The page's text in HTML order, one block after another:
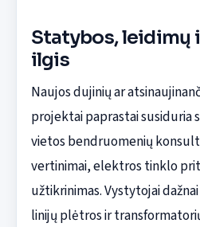
Statybos, leidimų
ilgis
Naujos dujinių ar
projektai paprastai susiduria
vietos bendruomenių
vertinimai, elektros tinklo
užtikrinimas. Vystytojai
linijų plėtros ir